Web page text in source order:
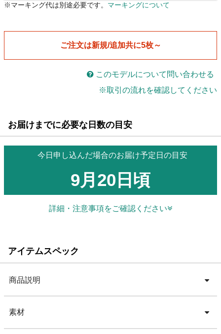
メーカー希望小売価格￥11,440 ￥8,580税込
￥4,860 税込
メーカー希望小売価格￥11,440 ￥8,000税込
￥4,540 税込
※マーキング代は別途必要です。 マーキングについて
ご注文は新規/追加共に5枚～
このモデルについて問い合わせる
※取引の流れを確認してください
お届けまでに必要な日数の目安
今日申し込んだ場合のお届け予定日の目安
9月20日頃
詳細・注意事項をご確認ください
アイテムスペック
商品説明
素材